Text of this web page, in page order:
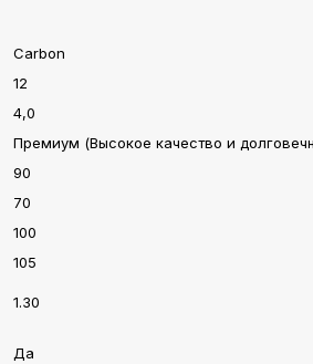
Carbon
12
4,0
Премиум (Высокое качество и
90
70
100
105
1.30
Да